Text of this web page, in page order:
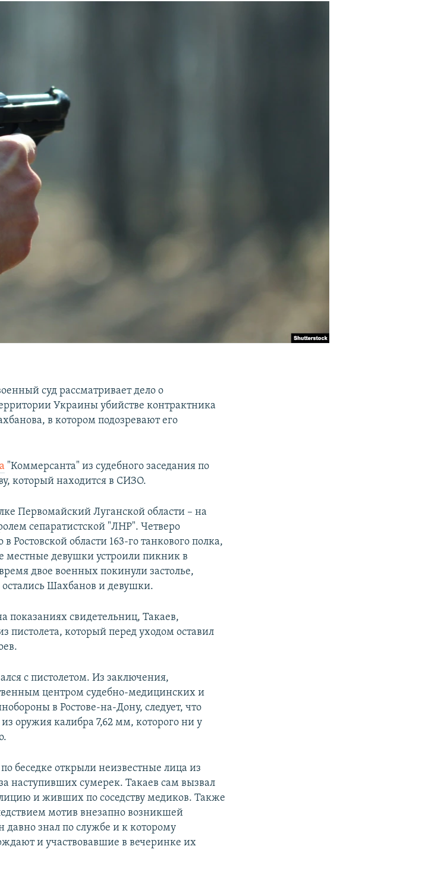
суд рассматривает дело о
Украины убийстве контрактника
в котором подозревают его
"Коммерсанта" из судебного заседания по
который находится в СИЗО.
Первомайский Луганской области – на
сепаратистской "ЛНР". Четверо
области 163-го танкового полка,
местные девушки устроили пикник в
двое военных покинули застолье,
остались Шахбанов и девушки.
показаниях свидетельниц, Такаев,
пистолета, который перед уходом оставил
с пистолетом. Из заключения,
центром судебно-медицинских и
в Ростове-на-Дону, следует, что
оружия калибра 7,62 мм, которого ни у
беседке открыли неизвестные лица из
наступивших сумерек. Такаев сам вызвал
и живших по соседству медиков. Также
мотив внезапно возникшей
давно знал по службе и к которому
и участвовавшие в вечеринке их